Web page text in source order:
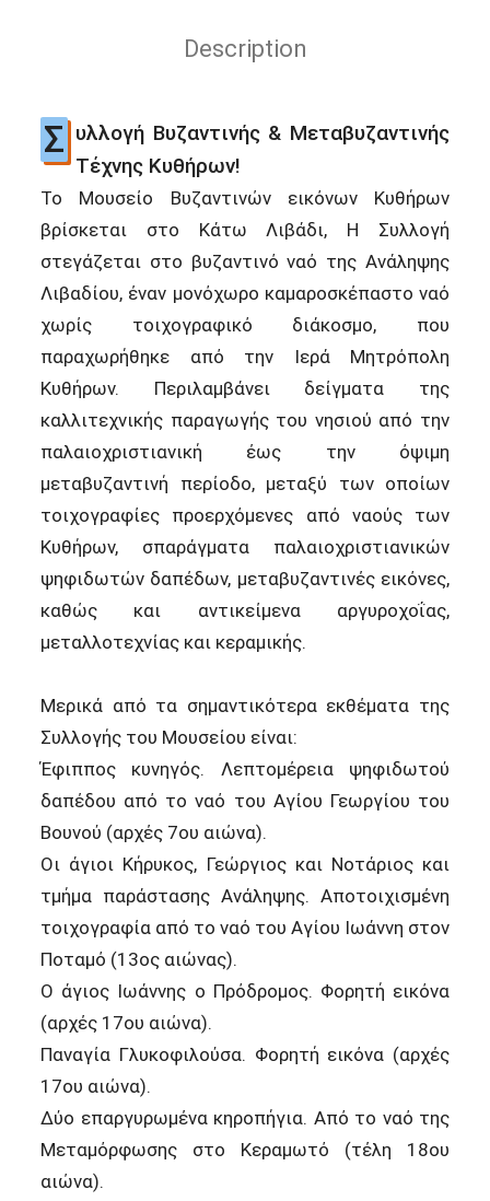
Description
Σ υλλογή Βυζαντινής & Μεταβυζαντινής
Τέχνης Κυθήρων!
Το Μουσείο Βυζαντινών εικόνων Κυθήρων
βρίσκεται στο Κάτω Λιβάδι, Η Συλλογή
στεγάζεται στο βυζαντινό ναό της Ανάληψης
Λιβαδίου, έναν μονόχωρο καμαροσκέπαστο ναό
χωρίς τοιχογραφικό διάκοσμο, που
παραχωρήθηκε από την Ιερά Μητρόπολη
Κυθήρων. Περιλαμβάνει δείγματα της
καλλιτεχνικής παραγωγής του νησιού από την
παλαιοχριστιανική έως την όψιμη
μεταβυζαντινή περίοδο, μεταξύ των οποίων
τοιχογραφίες προερχόμενες από ναούς των
Κυθήρων, σπαράγματα παλαιοχριστιανικών
ψηφιδωτών δαπέδων, μεταβυζαντινές εικόνες,
καθώς και αντικείμενα αργυροχοΐας,
μεταλλοτεχνίας και κεραμικής.
Μερικά από τα σημαντικότερα εκθέματα της
Συλλογής του Μουσείου είναι:
Έφιππος κυνηγός. Λεπτομέρεια ψηφιδωτού
δαπέδου από το ναό του Αγίου Γεωργίου του
Βουνού (αρχές 7ου αιώνα).
Οι άγιοι Κήρυκος, Γεώργιος και Νοτάριος και
τμήμα παράστασης Ανάληψης. Αποτοιχισμένη
τοιχογραφία από το ναό του Αγίου Ιωάννη στον
Ποταμό (13ος αιώνας).
Ο άγιος Ιωάννης ο Πρόδρομος. Φορητή εικόνα
(αρχές 17ου αιώνα).
Παναγία Γλυκοφιλούσα. Φορητή εικόνα (αρχές
17ου αιώνα).
Δύο επαργυρωμένα κηροπήγια. Από το ναό της
Μεταμόρφωσης στο Κεραμωτό (τέλη 18ου
αιώνα).